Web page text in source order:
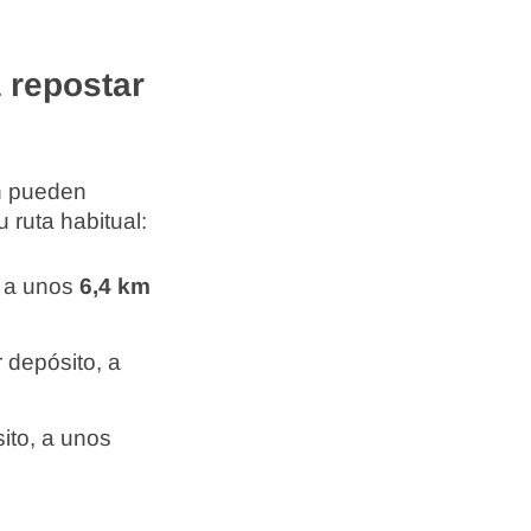
repostar
pueden
ruta habitual:
unos 6,4 km
a
a unos